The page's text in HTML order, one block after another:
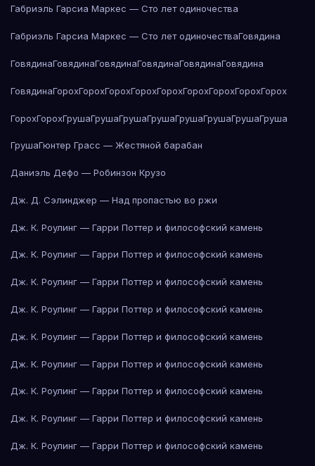
Габриэль Гарсиа Маркес — Сто лет одиночества
Габриэль Гарсиа Маркес — Сто лет одиночестваГовядина
ГовядинаГовядинаГовядинаГовядинаГовядинаГовядина
ГовядинаГорохГорохГорохГорохГорохГорохГорохГорохГорох
ГорохГорохГрушаГрушаГрушаГрушаГрушаГрушаГрушаГруша
ГрушаГюнтер Грасс — Жестяной барабан
Даниэль Дефо — Робинзон Крузо
Дж. Д. Сэлинджер — Над пропастью во ржи
Дж. К. Роулинг — Гарри Поттер и философский камень
Дж. К. Роулинг — Гарри Поттер и философский камень
Дж. К. Роулинг — Гарри Поттер и философский камень
Дж. К. Роулинг — Гарри Поттер и философский камень
Дж. К. Роулинг — Гарри Поттер и философский камень
Дж. К. Роулинг — Гарри Поттер и философский камень
Дж. К. Роулинг — Гарри Поттер и философский камень
Дж. К. Роулинг — Гарри Поттер и философский камень
Дж. К. Роулинг — Гарри Поттер и философский камень